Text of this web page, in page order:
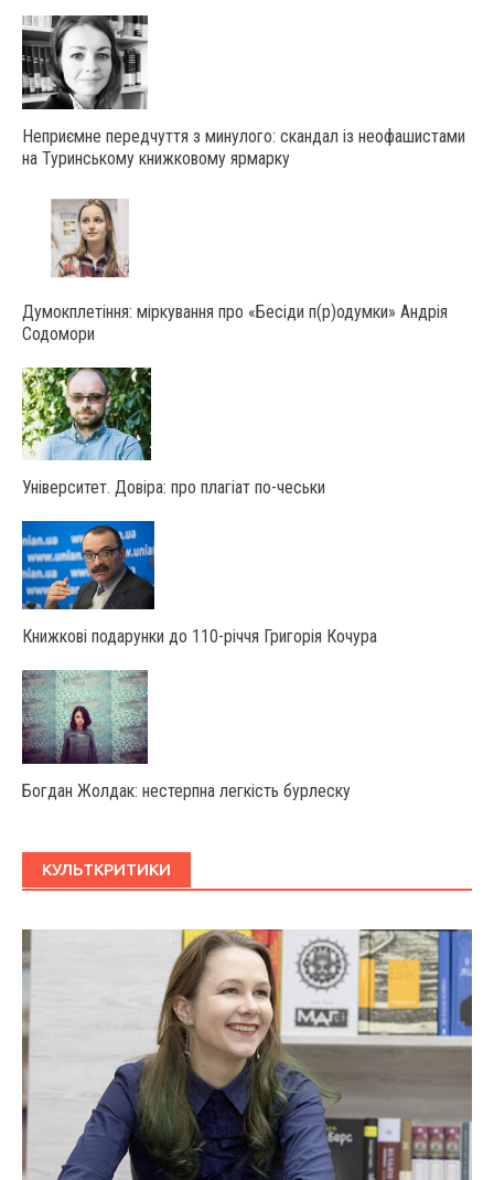
Неприємне передчуття з минулого: скандал із неофашистами
на Туринському книжковому ярмарку
Думокплетіння: міркування про «Бесіди п(р)одумки» Андрія
Содомори
Університет. Довіра: про плагіат по-чеськи
Книжкові подарунки до 110-річчя Григорія Кочура
Богдан Жолдак: нестерпна легкість бурлеску
КУЛЬТКРИТИКИ